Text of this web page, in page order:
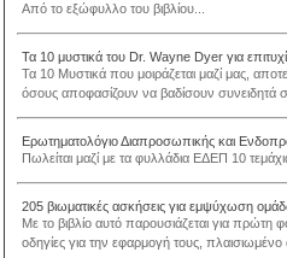
Από το εξώφυλλο του βιβλίου...
Τα 10 μυστικά του Dr. Wayne Dyer για
Τα 10 Μυστικά που μοιράζεται μαζί μας,
όσους αποφασίζουν να βαδίσουν συνειδητά
Ερωτηματολόγιο Διαπροσωπικής και
Πωλείται μαζί με τα φυλλάδια ΕΔΕΠ 10
205 βιωματικές ασκήσεις για εμψύχωση
Με το βιβλίο αυτό παρουσιάζεται για
οδηγίες για την εφαρμογή τους,